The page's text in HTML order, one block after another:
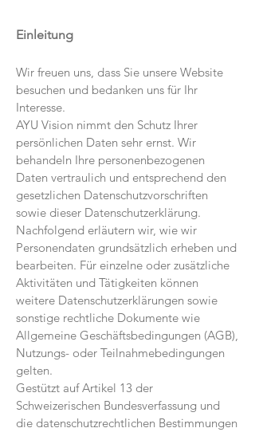
Einleitung
Wir freuen uns, dass Sie unsere Website
besuchen und bedanken uns für Ihr
Interesse.
AYU Vision nimmt den Schutz Ihrer
persönlichen Daten sehr ernst. Wir
behandeln Ihre personenbezogenen
Daten vertraulich und entsprechend den
gesetzlichen Datenschutzvorschriften
sowie dieser Datenschutzerklärung.
Nachfolgend erläutern wir, wie wir
Personendaten grundsätzlich erheben und
bearbeiten. Für einzelne oder zusätzliche
Aktivitäten und Tätigkeiten können
weitere Datenschutzerklärungen sowie
sonstige rechtliche Dokumente wie
Allgemeine Geschäftsbedingungen (AGB),
Nutzungs- oder Teilnahmebedingungen
gelten.
Gestützt auf Artikel 13 der
Schweizerischen Bundesverfassung und
die datenschutzrechtlichen Bestimmungen